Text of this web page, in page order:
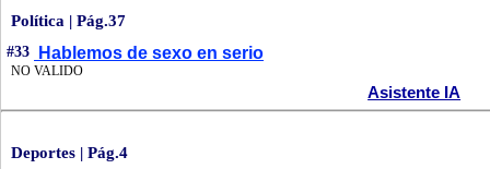
Política | Pág.37
#33 Hablemos de sexo en serio
NO VALIDO
Asistente IA
Deportes | Pág.4